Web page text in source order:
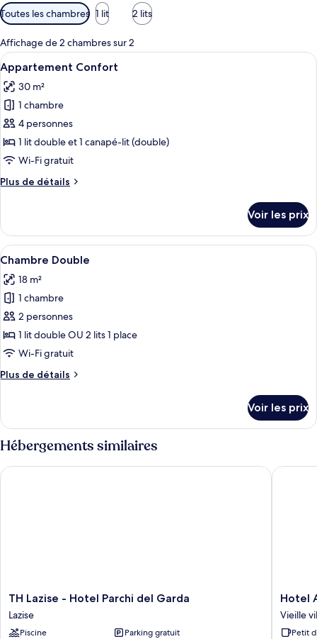
Filtres
disponibles
pour
les
chambres
Toutes les chambres 1 lit 2 lits
Affichage de 2 chambres sur 2
Afficher
toutes
les
photos
pour
ce
type
chambre :
Un balcon donnant sur une piscine,
4
Appartement Confort
30 m²
1 chambre
4 personnes
1 lit double et 1 canapé-lit (double)
Wi-Fi gratuit
Plus de détails
Plus
le
type
de
Appartement
Confort
Voir les prix
Afficher
toutes
les
photos
pour
ce
type
chambre :
Une chambre avec un plafond en
5
Chambre Double
18 m²
1 chambre
2 personnes
1 lit double OU 2 lits 1 place
Wi-Fi gratuit
Plus de détails
Plus
le
type
de
Chambre
Voir les prix
Hébergements similaires
TH
Lazise
-
Hotel
TH Lazise - Hotel Parchi del Garda
Lazise
Piscine
Parking gratuit
TH Lazise - Hotel Parchi del Garda
Hotel
Alla
Grotta
Vieille
Hotel
Vieille
Petit
Hotel